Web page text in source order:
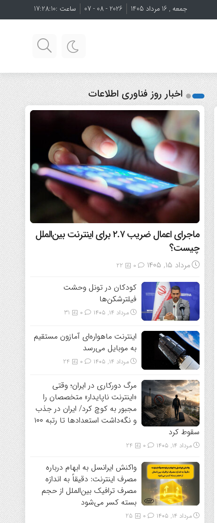
جمعه , 16 مرداد 1405 2026 - 08 - 07 ساعت :17:28:11
اخبار روز فناوری اطلاعات
ماجرای اعمال ضریب ۲.۷ برای اینترنت بین‌الملل
چیست؟
مرداد ۱۵, ۱۴۰۵ 22
کودکان در تونل وحشت
فیلترشکن‌ها
مرداد ۱۴, ۱۴۰۵ 31
اینترنت ماهواره‌ای آمازون مستقیم
به موبایل می‌رسد
مرداد ۱۴, ۱۴۰۵ 24
مرگ دورکاری در ایران؛ وقتی
«اینترنت ناپایدار» متخصصان را
مجبور به کوچ کرد/ ایران در جذب
و نگه‌داشت استعدادها تا رتبه ۱۰۰
سقوط کرد
مرداد ۱۴, ۱۴۰۵ 24
واکنش ایرانسل به ابهام درباره
مصرف اینترنت: دقیقاً به اندازه
مصرف ترافیک بین‌الملل از حجم
بسته کسر می‌شود
مرداد ۱۴, ۱۴۰۵ 25